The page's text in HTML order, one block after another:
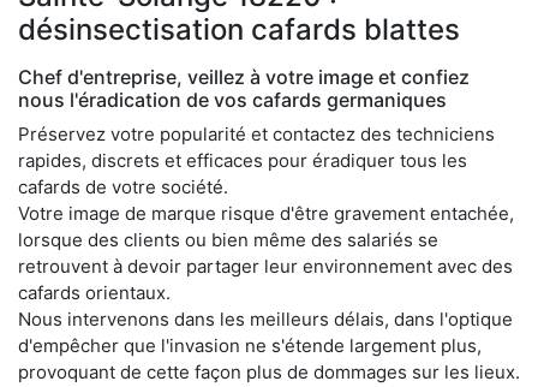
désinsectisation cafards blattes
Chef d'entreprise, veillez à votre image et confiez
nous l'éradication de vos cafards germaniques
Préservez votre popularité et contactez des techniciens
rapides, discrets et efficaces pour éradiquer tous les
cafards de votre société.
Votre image de marque risque d'être gravement entachée,
lorsque des clients ou bien même des salariés se
retrouvent à devoir partager leur environnement avec des
cafards orientaux.
Nous intervenons dans les meilleurs délais, dans l'optique
d'empêcher que l'invasion ne s'étende largement plus,
provoquant de cette façon plus de dommages sur les lieux.